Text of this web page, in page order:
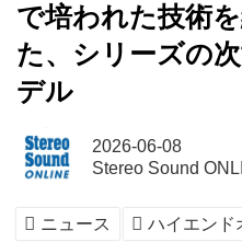
で培われた技術
た、シリーズの
デル
2026-06-08
Stereo Sound
ニュース ハイエンド